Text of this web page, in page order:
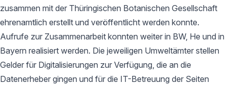
zusammen mit der Thüringischen Botanischen Gesellschaft
ehrenamtlich erstellt und veröffentlicht werden konnte.
Aufrufe zur Zusammenarbeit konnten weiter in BW, He und in
Bayern realisiert werden. Die jeweiligen Umweltämter stellen
Gelder für Digitalisierungen zur Verfügung, die an die
Datenerheber gingen und für die IT-Betreuung der Seiten